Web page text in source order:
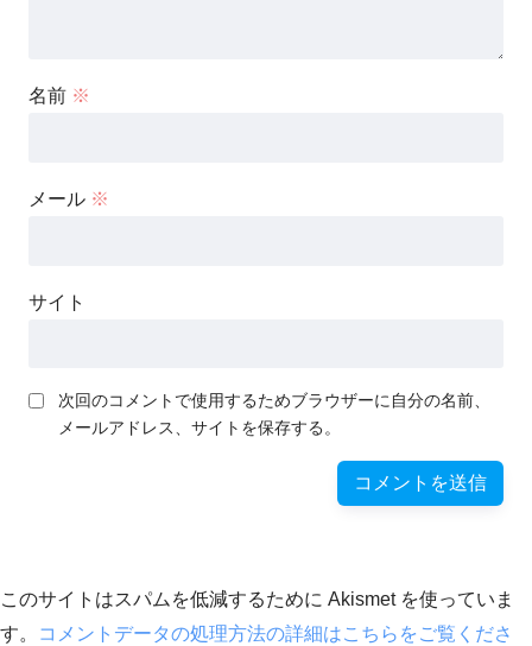
名前 ※
メール ※
サイト
次回のコメントで使用するためブラウザーに自分の名前、
メールアドレス、サイトを保存する。
このサイトはスパムを低減するために Akismet を使っていま
す。
コメントデータの処理方法の詳細はこちらをご覧くださ